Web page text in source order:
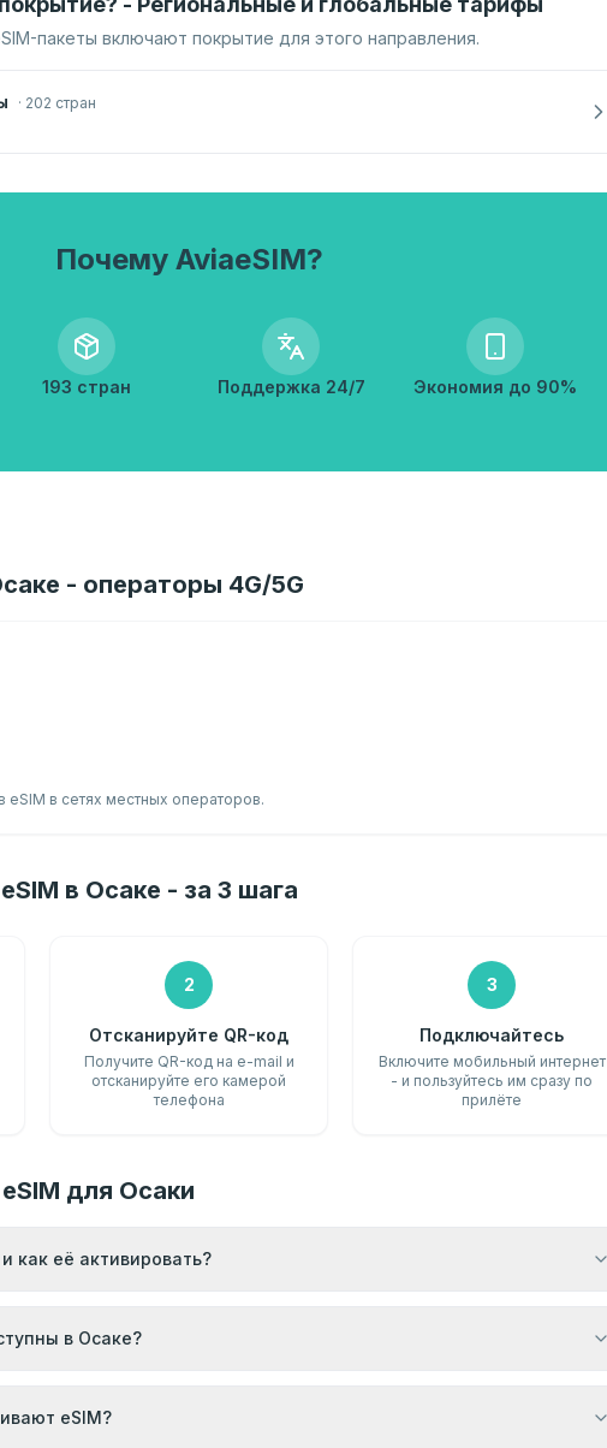
пакеты включают покрытие для этого направления.
· 202 стран
Почему AviaeSIM?
193 стран Поддержка 24/7 Экономия до 90%
- операторы 4G/5G
eSIM в сетях местных операторов.
в Осаке - за 3 шага
2
Отсканируйте QR-код
Получите QR-код на e-mail и
отсканируйте его камерой
телефона
3
Подключайтесь
Включите мобильный интернет
- и пользуйтесь им сразу по
прилёте
для Осаки
как её активировать?
в Осаке?
eSIM?